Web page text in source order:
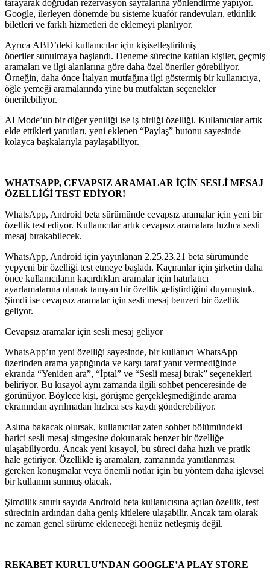
tarayarak doğrudan rezervasyon sayfalarına yönlendirme yapıyor.
Google, ilerleyen dönemde bu sisteme kuaför randevuları, etkinlik
biletleri ve farklı hizmetleri de eklemeyi planlıyor.
Ayrıca ABD’deki kullanıcılar için kişiselleştirilmiş
öneriler sunulmaya başlandı. Deneme sürecine katılan kişiler, geçmiş
aramaları ve ilgi alanlarına göre daha özel öneriler görebiliyor.
Örneğin, daha önce İtalyan mutfağına ilgi göstermiş bir kullanıcıya,
öğle yemeği aramalarında yine bu mutfaktan seçenekler
önerilebiliyor.
AI Mode’un bir diğer yeniliği ise iş birliği özelliği. Kullanıcılar artık
elde ettikleri yanıtları, yeni eklenen “Paylaş” butonu sayesinde
kolayca başkalarıyla paylaşabiliyor.
WHATSAPP, CEVAPSIZ ARAMALAR İÇİN SESLİ MESAJ
ÖZELLİĞİ TEST EDİYOR!
WhatsApp, Android beta sürümünde cevapsız aramalar için yeni bir
özellik test ediyor. Kullanıcılar artık cevapsız aramalara hızlıca sesli
mesaj bırakabilecek.
WhatsApp, Android için yayınlanan 2.25.23.21 beta sürümünde
yepyeni bir özelliği test etmeye başladı. Kaçıranlar için şirketin daha
önce kullanıcıların kaçırdıkları aramalar için hatırlatıcı
ayarlamalarına olanak tanıyan bir özellik geliştirdiğini duymuştuk.
Şimdi ise cevapsız aramalar için sesli mesaj benzeri bir özellik
geliyor.
Cevapsız aramalar için sesli mesaj geliyor
WhatsApp’ın yeni özelliği sayesinde, bir kullanıcı WhatsApp
üzerinden arama yaptığında ve karşı taraf yanıt vermediğinde
ekranda “Yeniden ara”, “İptal” ve “Sesli mesaj bırak” seçenekleri
beliriyor. Bu kısayol aynı zamanda ilgili sohbet penceresinde de
görünüyor. Böylece kişi, görüşme gerçekleşmediğinde arama
ekranından ayrılmadan hızlıca ses kaydı gönderebiliyor.
Aslına bakacak olursak, kullanıcılar zaten sohbet bölümündeki
harici sesli mesaj simgesine dokunarak benzer bir özelliğe
ulaşabiliyordu. Ancak yeni kısayol, bu süreci daha hızlı ve pratik
hale getiriyor. Özellikle iş aramaları, zamanında yanıtlanması
gereken konuşmalar veya önemli notlar için bu yöntem daha işlevsel
bir kullanım sunmuş olacak.
Şimdilik sınırlı sayıda Android beta kullanıcısına açılan özellik, test
sürecinin ardından daha geniş kitlelere ulaşabilir. Ancak tam olarak
ne zaman genel sürüme ekleneceği henüz netleşmiş değil.
REKABET KURULU’NDAN GOOGLE’A PLAY STORE